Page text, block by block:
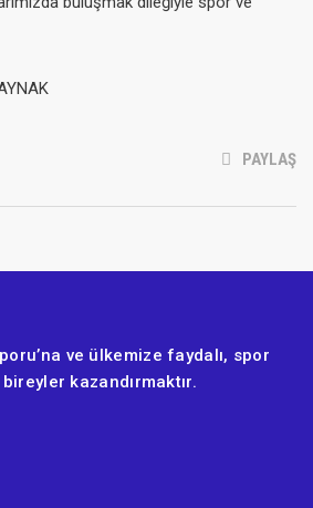
PAYLAŞ
ve ülkemize faydalı, spor
kazandırmaktır.